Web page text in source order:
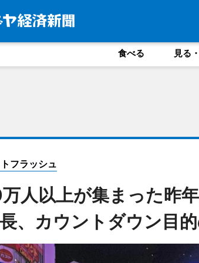
食べる 見る
フラッシュ
人以上が集まった昨
、カウントダウン目